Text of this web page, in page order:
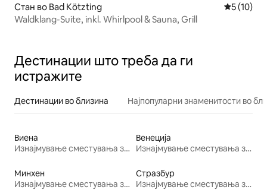
Стан во Bad Kötzting Просечна
5 (10)
Waldklang-Suite, inkl. Whirlpool & Sauna, Grill
Дестинации што треба да ги
истражите
Дестинации во близина Најпопуларни знаменитости во
Виена
Изнајмување сместувања за одмор
Венеција
Изнајмување сместувања за одмор
Минхен
Изнајмување сместувања за одмор
Стразбур
Изнајмување сместувања за одмор